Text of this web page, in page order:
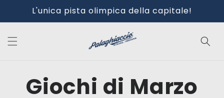
contenuti
L'unica pista olimpica della capitale!
Giochi di Marzo